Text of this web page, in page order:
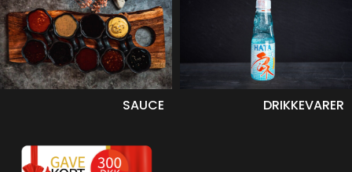
SAUCE DRIKKEVARER